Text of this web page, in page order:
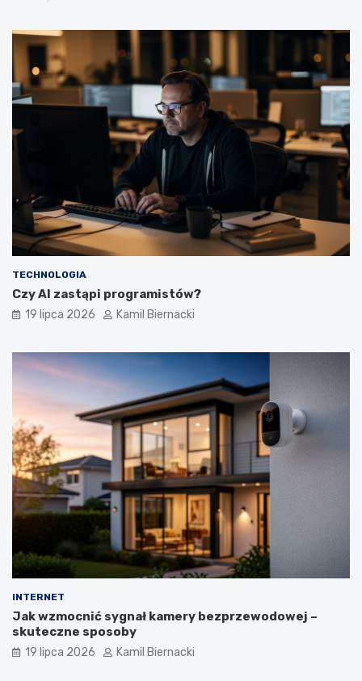
TECHNOLOGIA
Czy AI zastąpi programistów?
19 lipca 2026 Kamil Biernacki
INTERNET
Jak wzmocnić sygnał kamery bezprzewodowej –
skuteczne sposoby
19 lipca 2026 Kamil Biernacki